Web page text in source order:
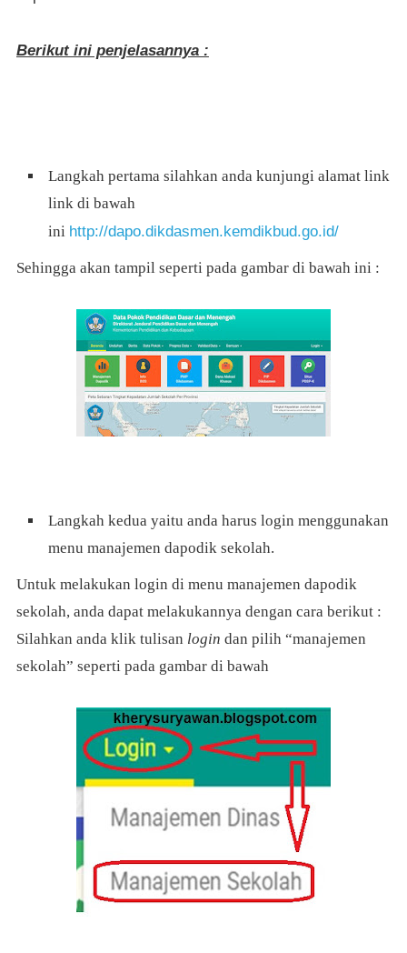
Berikut ini penjelasannya :
Langkah pertama silahkan anda kunjungi alamat link
link di bawah
ini http://dapo.dikdasmen.kemdikbud.go.id/
Sehingga akan tampil seperti pada gambar di bawah ini :
Langkah kedua yaitu anda harus login menggunakan
menu manajemen dapodik sekolah.
Untuk melakukan login di menu manajemen dapodik
sekolah, anda dapat melakukannya dengan cara berikut :
Silahkan anda klik tulisan login dan pilih “manajemen
sekolah” seperti pada gambar di bawah